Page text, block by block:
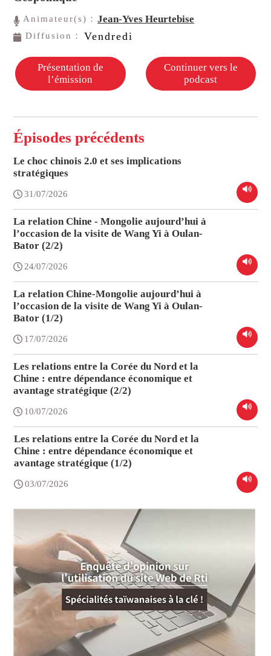
Animateur(s)：Jean-Yves Heurtebise
Diffusion： Vendredi
Présentation de
l’émission
Continuer vers le
podcast
Épisodes précédents
Le choc chinois 2.0 et ses implications
stratégiques
31/07/2026
La relation Chine - Mongolie aujourd’hui à
l’occasion de la visite de Wang Yi à Oulan-
Bator (2/2)
24/07/2026
La relation Chine-Mongolie aujourd’hui à
l’occasion de la visite de Wang Yi à Oulan-
Bator (1/2)
17/07/2026
Les relations entre la Corée du Nord et la
Chine : entre dépendance économique et
avantage stratégique (2/2)
10/07/2026
Les relations entre la Corée du Nord et la
Chine : entre dépendance économique et
avantage stratégique (1/2)
03/07/2026